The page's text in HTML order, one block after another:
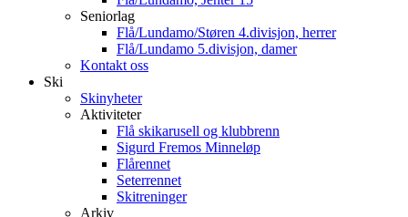
Seniorlag
Flå/Lundamo/Støren 4.divisjon, herrer
Flå/Lundamo 5.divisjon, damer
Kontakt oss
Ski
Skinyheter
Aktiviteter
Flå skikarusell og klubbrenn
Sigurd Fremos Minneløp
Flårennet
Seterrennet
Skitreninger
Arkiv